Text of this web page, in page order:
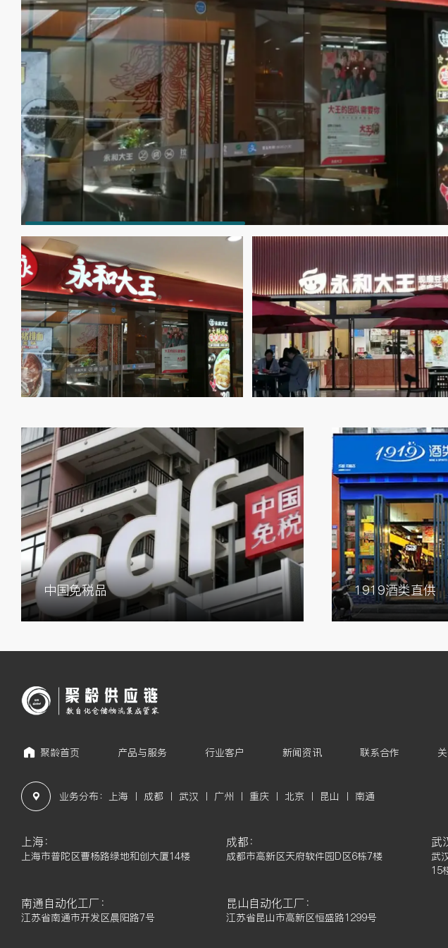
中国免税品 1919酒类直供
聚龄首页 产品与服务 行业客户 新闻资讯 联系合作
业务分布：上海 丨 成都 丨 武汉 丨 广州 丨 重庆 丨 北京 丨 昆山 丨 南通
上海：
上海市普陀区曹杨路绿地和创大厦14楼
成都：
成都市高新区天府软件园D区6栋7楼
武
武
15
南通自动化工厂：
江苏省南通市开发区晨阳路7号
昆山自动化工厂：
江苏省昆山市高新区恒盛路1299号